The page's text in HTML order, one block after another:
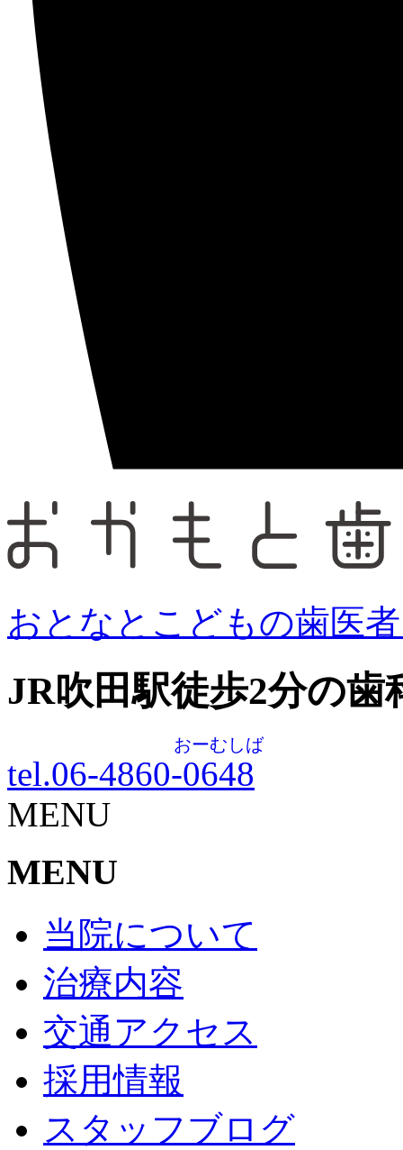
おとなとこどもの歯医
JR吹田駅徒歩2分の歯
tel.06-4860-0648
おーむしば
MENU
MENU
当院について
治療内容
交通アクセス
採用情報
スタッフブログ